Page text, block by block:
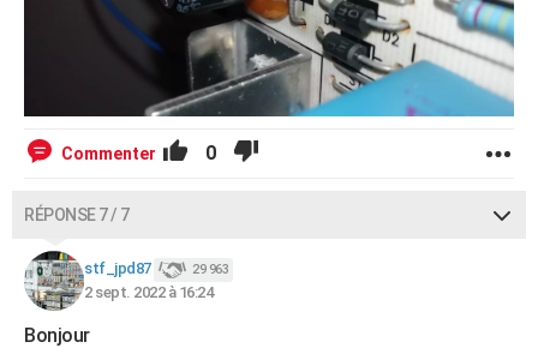
Commenter 0
RÉPONSE 7 / 7
stf_jpd87 29 963
2 sept. 2022 à 16:24
Bonjour